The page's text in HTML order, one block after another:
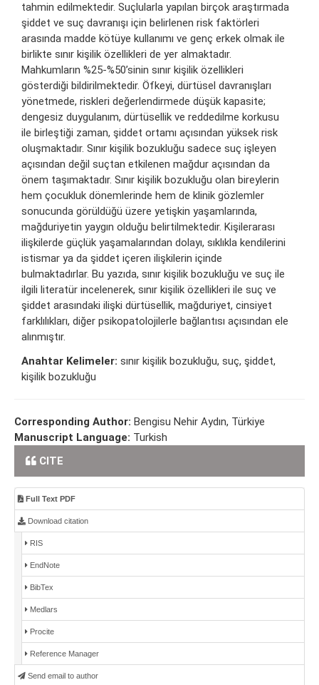
tahmin edilmektedir. Suçlularla yapılan birçok araştırmada
şiddet ve suç davranışı için belirlenen risk faktörleri
arasında madde kötüye kullanımı ve genç erkek olmak ile
birlikte sınır kişilik özellikleri de yer almaktadır.
Mahkumların %25-%50’sinin sınır kişilik özellikleri
gösterdiği bildirilmektedir. Öfkeyi, dürtüsel davranışları
yönetmede, riskleri değerlendirmede düşük kapasite;
dengesiz duygulanım, dürtüsellik ve reddedilme korkusu
ile birleştiği zaman, şiddet ortamı açısından yüksek risk
oluşmaktadır. Sınır kişilik bozukluğu sadece suç işleyen
açısından değil suçtan etkilenen mağdur açısından da
önem taşımaktadır. Sınır kişilik bozukluğu olan bireylerin
hem çocukluk dönemlerinde hem de klinik gözlemler
sonucunda görüldüğü üzere yetişkin yaşamlarında,
mağduriyetin yaygın olduğu belirtilmektedir. Kişilerarası
ilişkilerde güçlük yaşamalarından dolayı, sıklıkla kendilerini
istismar ya da şiddet içeren ilişkilerin içinde
bulmaktadırlar. Bu yazıda, sınır kişilik bozukluğu ve suç ile
ilgili literatür incelenerek, sınır kişilik özellikleri ile suç ve
şiddet arasındaki ilişki dürtüsellik, mağduriyet, cinsiyet
farklılıkları, diğer psikopatolojilerle bağlantısı açısından ele
alınmıştır.
Anahtar Kelimeler: sınır kişilik bozukluğu, suç, şiddet,
kişilik bozukluğu
Corresponding Author: Bengisu Nehir Aydın, Türkiye
Manuscript Language: Turkish
CITE
Full Text PDF
Download citation
RIS
EndNote
BibTex
Medlars
Procite
Reference Manager
Send email to author